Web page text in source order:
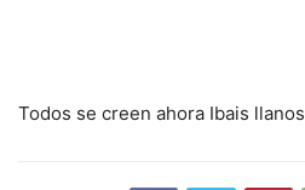
Todos se creen ahora Ibais llanos